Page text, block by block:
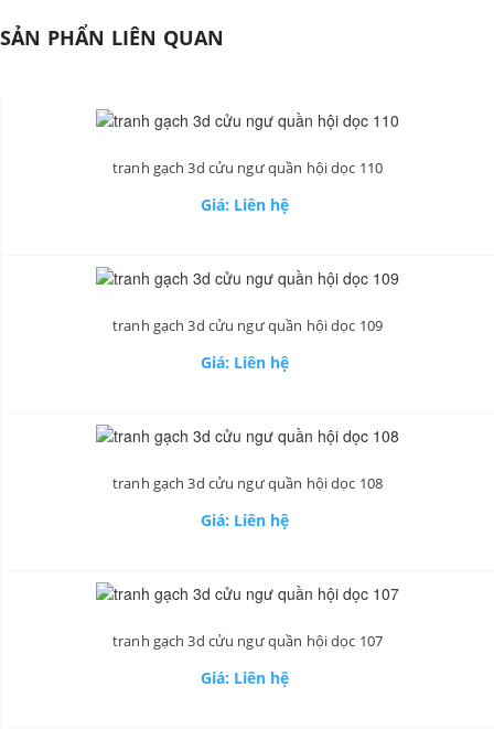
SẢN PHẨN LIÊN QUAN
tranh gạch 3d cửu ngư quần hội dọc 110
Giá: Liên hệ
tranh gạch 3d cửu ngư quần hội dọc 109
Giá: Liên hệ
tranh gạch 3d cửu ngư quần hội dọc 108
Giá: Liên hệ
tranh gạch 3d cửu ngư quần hội dọc 107
Giá: Liên hệ